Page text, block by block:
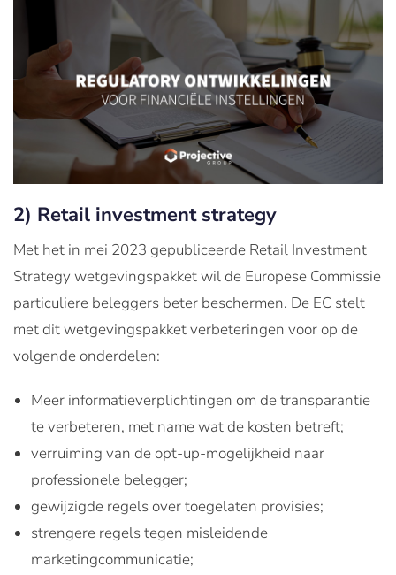
2) Retail investment strategy
Met het in mei 2023 gepubliceerde Retail Investment
Strategy wetgevingspakket wil de Europese Commissie
particuliere beleggers beter beschermen. De EC stelt
met dit wetgevingspakket verbeteringen voor op de
volgende onderdelen:
Meer informatieverplichtingen om de transparantie
te verbeteren, met name wat de kosten betreft;
verruiming van de opt-up-mogelijkheid naar
professionele belegger;
gewijzigde regels over toegelaten provisies;
strengere regels tegen misleidende
marketingcommunicatie;